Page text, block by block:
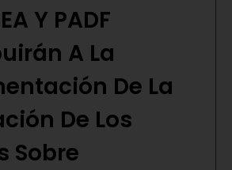
Y PADF
A La
De La
De Los
Sobre